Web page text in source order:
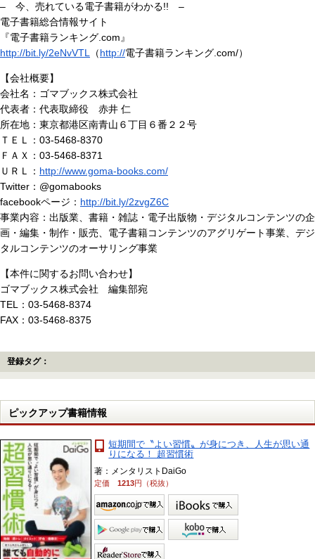
– 今、売れている電子書籍がわかる!! –
電子書籍総合情報サイト
『電子書籍ランキング.com』
http://bit.ly/2eNvVTL
（http://電子書籍ランキング.com/）
【会社概要】
会社名：ゴマブックス株式会社
代表者：代表取締役 赤井 仁
所在地：東京都港区南青山６丁目６番２２号
ＴＥＬ：03-5468-8370
ＦＡＸ：03-5468-8371
ＵＲＬ： http://www.goma-books.com/
Twitter：@gomabooks
facebookページ： http://bit.ly/2zvgZ6C
事業内容：出版業、書籍・雑誌・電子出版物・デジタルコンテンツの企
画・編集・制作・販売、電子書籍コンテンツのアグリゲート事業、デジ
タルコンテンツのオーサリング事業
【本件に関するお問い合わせ】
ゴマブックス株式会社 編集部宛
TEL：03-5468-8374
FAX：03-5468-8375
登録タグ：
ピックアップ書籍情報
短期間で〝よい習慣〟が身につき、人生が思い通
りになる！ 超習慣術
著：メンタリストDaiGo
定価1213円（税抜）